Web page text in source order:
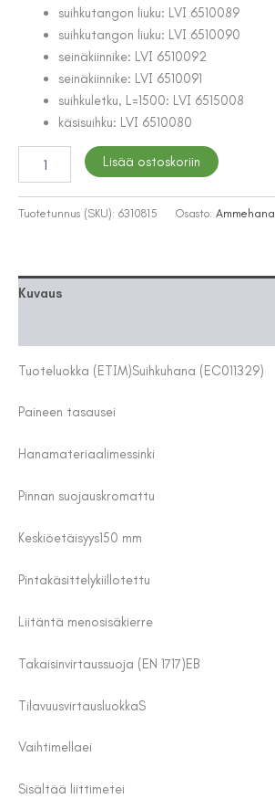
suihkutangon liuku: LVI 6510089
suihkutangon liuku: LVI 6510090
seinäkiinnike: LVI 6510092
seinäkiinnike: LVI 6510091
suihkuletku, L=1500: LVI 6515008
käsisuihku: LVI 6510080
SUIHKUHANA
ORAS
NOVA
Lisää ostoskoriin
Tuotetunnus (SKU): 6310815 Osasto:
Kuvaus
Tuoteluokka (ETIM)Suihkuhana (EC011329)
Paineen tasausei
Hanamateriaalimessinki
Pinnan suojauskromattu
Keskiöetäisyys150 mm
Pintakäsittelykiillotettu
Liitäntä menosisäkierre
Takaisinvirtaussuoja (EN 1717)EB
TilavuusvirtausluokkaS
Vaihtimellaei
Sisältää liittimetei